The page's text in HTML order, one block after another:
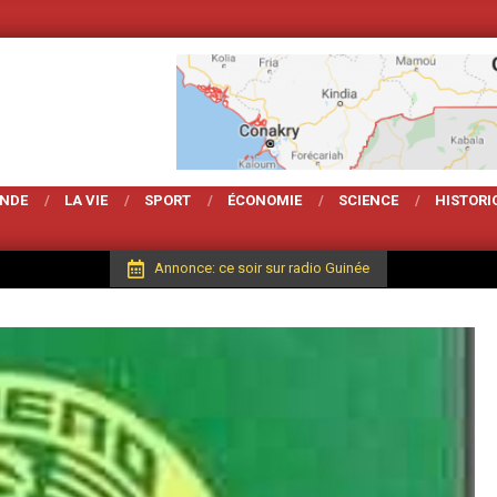
Votre Magarzine
LA VIE SPORT ÉCONOMIE SCIENCE
Annonce: ce soir sur radio Guinée